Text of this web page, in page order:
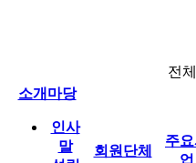
전
소개마당
인사
말
회원단체
주
업